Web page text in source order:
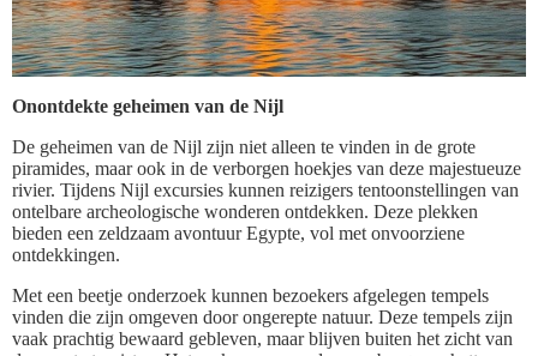
Onontdekte geheimen van de Nijl
De geheimen van de Nijl zijn niet alleen te vinden in de grote
piramides, maar ook in de verborgen hoekjes van deze majestueuze
rivier. Tijdens Nijl excursies kunnen reizigers tentoonstellingen van
ontelbare archeologische wonderen ontdekken. Deze plekken
bieden een zeldzaam avontuur Egypte, vol met onvoorziene
ontdekkingen.
Met een beetje onderzoek kunnen bezoekers afgelegen tempels
vinden die zijn omgeven door ongerepte natuur. Deze tempels zijn
vaak prachtig bewaard gebleven, maar blijven buiten het zicht van